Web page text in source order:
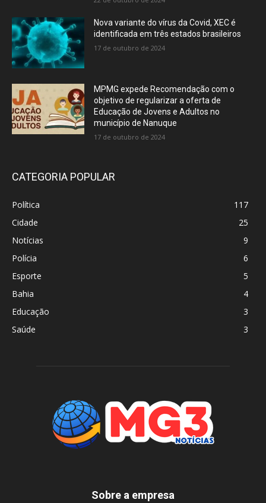
Nova variante do vírus da Covid, XEC é
identificada em três estados brasileiros
17 de outubro de 2024
MPMG expede Recomendação com o
objetivo de regularizar a oferta de
Educação de Jovens e Adultos no
município de Nanuque
17 de outubro de 2024
CATEGORIA POPULAR
Política
117
Cidade
25
Notícias
9
Polícia
6
Esporte
5
Bahia
4
Educação
3
Saúde
3
Sobre a empresa